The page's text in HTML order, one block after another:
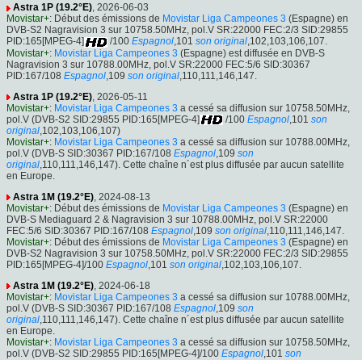
Astra 1P (19.2°E), 2026-06-03
Movistar+: Début des émissions de Movistar Liga Campeones 3 (Espagne) en
DVB-S2 Nagravision 3 sur 10758.50MHz, pol.V SR:22000 FEC:2/3 SID:29855
PID:165[MPEG-4]
/100 Espagnol,101 son original,102,103,106,107.
Movistar+: Movistar Liga Campeones 3 (Espagne) est diffusée en DVB-S
Nagravision 3 sur 10788.00MHz, pol.V SR:22000 FEC:5/6 SID:30367
PID:167/108 Espagnol ,109 son original ,110,111,146,147.
Astra 1P (19.2°E) , 2026-05-11
Movistar+: Movistar Liga Campeones 3 a cessé sa diffusion sur 10758.50MHz,
pol.V (DVB-S2 SID:29855 PID:165[MPEG-4]
/100 Espagnol ,101 son
original,102,103,106,107)
Movistar+: Movistar Liga Campeones 3 a cessé sa diffusion sur 10788.00MHz,
pol.V (DVB-S SID:30367 PID:167/108 Espagnol,109 son
original,110,111,146,147). Cette chaîne n´est plus diffusée par aucun satellite
en Europe.
Astra 1M (19.2°E), 2024-08-13
Movistar+: Début des émissions de Movistar Liga Campeones 3 (Espagne) en
DVB-S Mediaguard 2 & Nagravision 3 sur 10788.00MHz, pol.V SR:22000
FEC:5/6 SID:30367 PID:167/108 Espagnol,109 son original,110,111,146,147.
Movistar+: Début des émissions de Movistar Liga Campeones 3 (Espagne) en
DVB-S2 Nagravision 3 sur 10758.50MHz, pol.V SR:22000 FEC:2/3 SID:29855
PID:165[MPEG-4]/100 Espagnol,101 son original,102,103,106,107.
Astra 1M (19.2°E), 2024-06-18
Movistar+: Movistar Liga Campeones 3 a cessé sa diffusion sur 10788.00MHz,
pol.V (DVB-S SID:30367 PID:167/108 Espagnol,109 son
original,110,111,146,147). Cette chaîne n´est plus diffusée par aucun satellite
en Europe.
Movistar+: Movistar Liga Campeones 3 a cessé sa diffusion sur 10758.50MHz,
pol.V (DVB-S2 SID:29855 PID:165[MPEG-4]/100 Espagnol,101 son